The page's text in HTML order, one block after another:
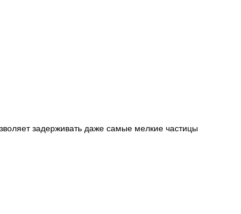
задерживать даже самые мелкие частицы